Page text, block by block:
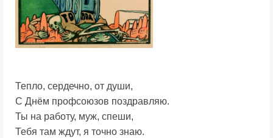
Тепло, сердечно, от души,
С Днём профсоюзов поздравляю.
Ты на работу, муж, спеши,
Тебя там ждут, я точно знаю.